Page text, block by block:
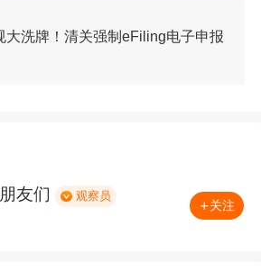
次元少女彩妆的小众品牌，一
出海赛道，花知晓的打法算不
对是最值得拆解、最有参考性
大洗牌！清关强制eFiling电子申报
友们 观察员
关注